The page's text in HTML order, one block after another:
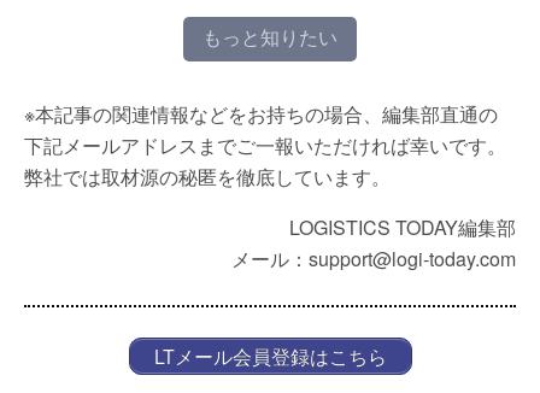
もっと知りたい
※本記事の関連情報などをお持ちの場合、編集部直通の
下記メールアドレスまでご一報いただければ幸いです。
弊社では取材源の秘匿を徹底しています。
LOGISTICS TODAY編集部
メール：support@logi-today.com
LTメール会員登録はこちら